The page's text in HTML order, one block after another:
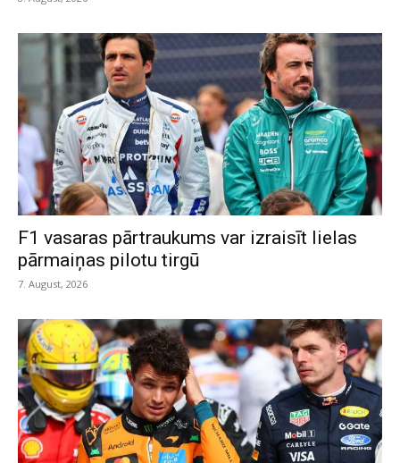
F1 vasaras pārtraukums var izraisīt lielas
pārmaiņas pilotu tirgū
7. August, 2026